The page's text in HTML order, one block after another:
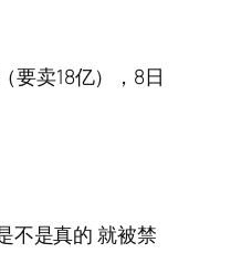
要卖18亿），8日
不是真的 就被禁